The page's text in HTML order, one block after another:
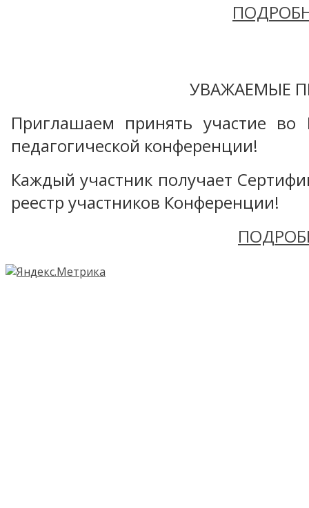
УВАЖАЕМЫЕ
Приглашаем принять участие во
педагогической конференции!
Каждый участник получает
реестр участников Конференции!